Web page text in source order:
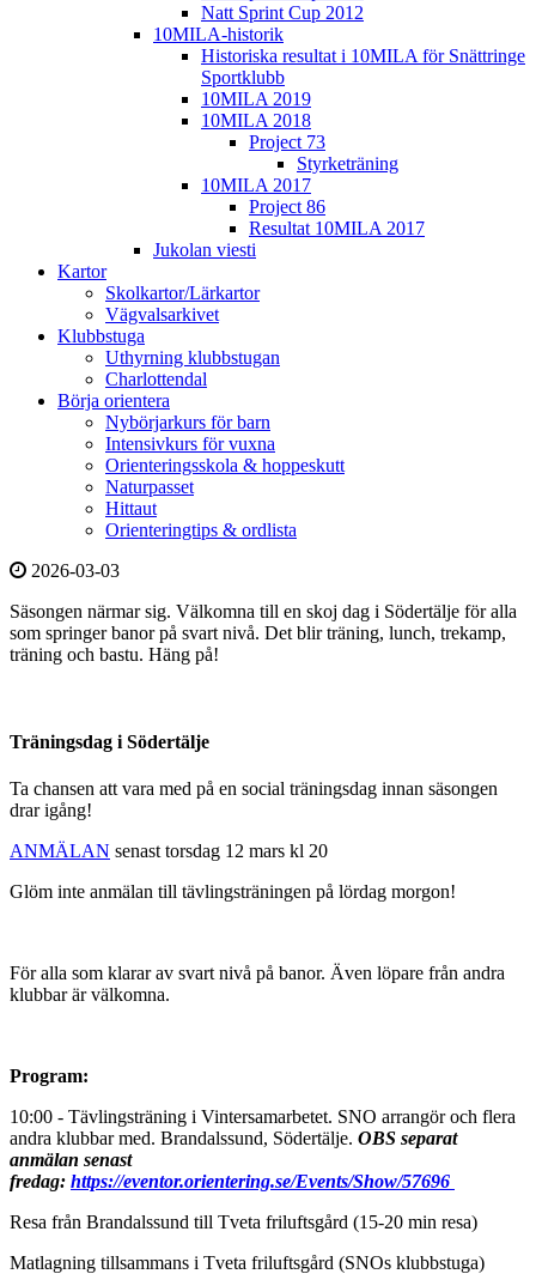
Natt Sprint Cup 2012
10MILA-historik
Historiska resultat i 10MILA för Snättringe
Sportklubb
10MILA 2019
10MILA 2018
Project 73
Styrketräning
10MILA 2017
Project 86
Resultat 10MILA 2017
Jukolan viesti
Kartor
Skolkartor/Lärkartor
Vägvalsarkivet
Klubbstuga
Uthyrning klubbstugan
Charlottendal
Börja orientera
Nybörjarkurs för barn
Intensivkurs för vuxna
Orienteringsskola & hoppeskutt
Naturpasset
Hittaut
Orienteringtips & ordlista
2026-03-03
Säsongen närmar sig. Välkomna till en skoj dag i Södertälje för alla
som springer banor på svart nivå. Det blir träning, lunch, trekamp,
träning och bastu. Häng på!
Träningsdag i Södertälje
Ta chansen att vara med på en social träningsdag innan säsongen
drar igång!
ANMÄLAN senast torsdag 12 mars kl 20
Glöm inte anmälan till tävlingsträningen på lördag morgon!
För alla som klarar av svart nivå på banor. Även löpare från andra
klubbar är välkomna.
Program:
10:00 - Tävlingsträning i Vintersamarbetet. SNO arrangör och flera
andra klubbar med. Brandalssund, Södertälje. OBS separat
anmälan senast
fredag: https://eventor.orientering.se/Events/Show/57696
Resa från Brandalssund till Tveta friluftsgård (15-20 min resa)
Matlagning tillsammans i Tveta friluftsgård (SNOs klubbstuga)